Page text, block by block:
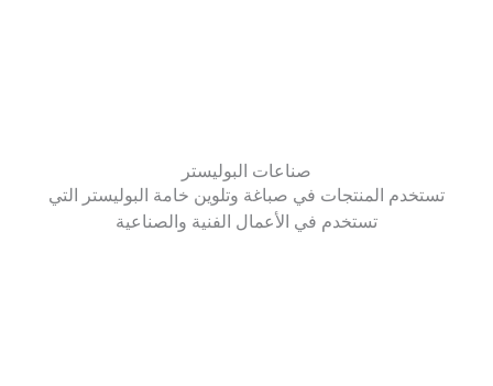
صناعات البوليستر
تستخدم المنتجات في صباغة وتلوين خامة البوليستر التي
تستخدم في الأعمال الفنية والصناعية